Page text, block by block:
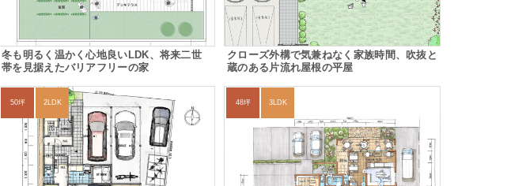
冬も明るく温かく心地良いLDK、将来二世
帯を見据えたバリアフリーの家
クローズ外構で気兼ねなく家族時間、吹抜と
蔵のある片流れ屋根の平屋
50坪 2LDK 48坪 3LDK